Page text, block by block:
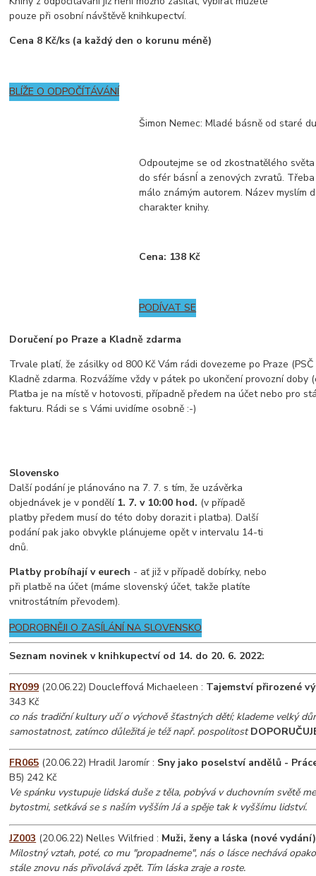
pouze při osobní návštěvě knihkupectví.
Cena 8 Kč/ks (a každý den o korunu méně)
BLÍŽE O ODPOČÍTÁVÁNÍ
Šimon Nemec: Mladé básně od staré
Odpoutejme se od zkostnatělého
do sfér básnÍ a zenových zvratů.
málo známým autorem. Název myslím
charakter knihy.
Cena: 138 Kč
PODÍVAT SE
Doručení po Praze a Kladně zdarma
Trvale platí, že zásilky od 800 Kč Vám rádi dovezeme po Praze
Kladně zdarma. Rozvážíme vždy v pátek po ukončení provozní doby
Platba je na místě v hotovosti, případně předem na účet nebo pro
fakturu. Rádi se s Vámi uvidíme osobně :-)
Slovensko
Další podání je plánováno na 7. 7. s tím, že uzávěrka
objednávek je v pondělí 1. 7. v 10:00 hod. (v případě
platby předem musí do této doby dorazit i platba). Další
podání pak jako obvykle plánujeme opět v intervalu 14-ti
dnů.
Platby probíhají v eurech - ať již v případě dobírky, nebo
při platbě na účet (máme slovenský účet, takže platíte
vnitrostátním převodem).
PODROBNĚJI O ZASÍLÁNÍ NA SLOVENSKO
Seznam novinek v knihkupectví od 14. do 20. 6. 2022:
RY099 (20.06.22) Doucleffová Michaeleen : Tajemství přirozené
343 Kč
co nás tradiční kultury učí o výchově šťastných dětí; klademe velký
samostatnost, zatímco důležitá je též např. pospolitost
FR065 (20.06.22) Hradil Jaromír : Sny jako poselství andělů -
B5) 242 Kč
Ve spánku vystupuje lidská duše z těla, pobývá v duchovním světě
bytostmi, setkává se s naším vyšším Já a spěje tak k vyššímu lidství.
JZ003 (20.06.22) Nelles Wilfried : Muži, ženy a láska (nové vydání)
Milostný vztah, poté, co mu "propadneme", nás o lásce nechává
stále znovu nás přivolává zpět. Tím láska zraje a roste.